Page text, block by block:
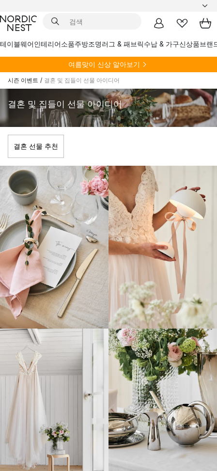
테이블웨어인테리어소품주방조명러그 & 패브릭수납 & 가구신상품브랜
여름맞이 신상 알아보기
시즌 이벤트 / 결혼 및 집들이 선물 아이디어
결혼 및 집들이 선물 아이디어
결혼 선물 추천